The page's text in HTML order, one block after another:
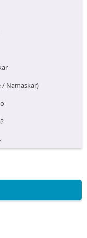
/ Namaskar)